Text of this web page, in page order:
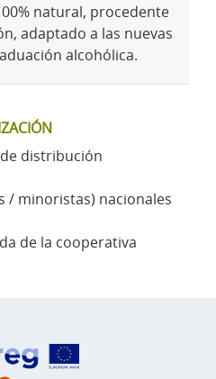
natural, procedente
adaptado a las nuevas
alcohólica.
distribución
/ minoristas) nacionales
de la cooperativa